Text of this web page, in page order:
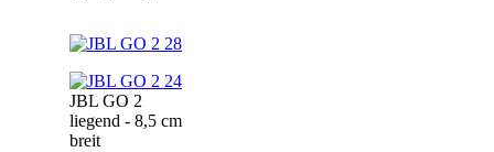
Image
Image
JBL GO 2
liegend - 8,5 cm
breit